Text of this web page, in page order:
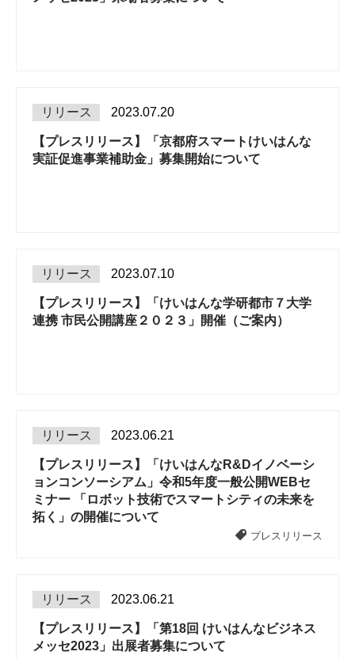
リリース 2023.07.20
【プレスリリース】「京都府スマートけいはんな
実証促進事業補助金」募集開始について
リリース 2023.07.10
【プレスリリース】「けいはんな学研都市７大学
連携 市民公開講座２０２３」開催（ご案内）
リリース 2023.06.21
【プレスリリース】「けいはんなR&Dイノベーシ
ョンコンソーシアム」令和5年度一般公開WEBセ
ミナー 「ロボット技術でスマートシティの未来を
拓く」の開催について
プレスリリース
リリース 2023.06.21
【プレスリリース】「第18回 けいはんなビジネス
メッセ2023」出展者募集について